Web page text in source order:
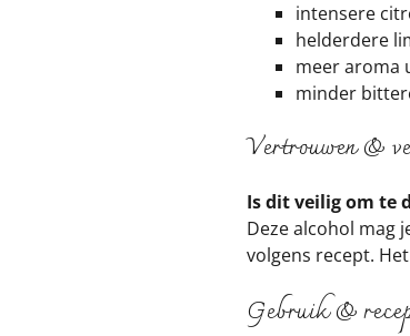
intensere
helderdere
meer aroma
minder
Vertrouwen &
Is dit veilig om te
Deze alcohol mag
volgens recept.
Gebruik &